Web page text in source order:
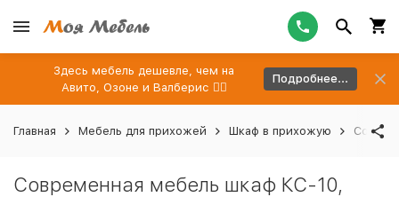
Здесь мебель дешевле, чем на
Авито, Озоне и Валберис 👉🏻
Подробнее...
Главная Мебель для прихожей Шкаф в прихожую
Современная мебель шкаф КС-10,